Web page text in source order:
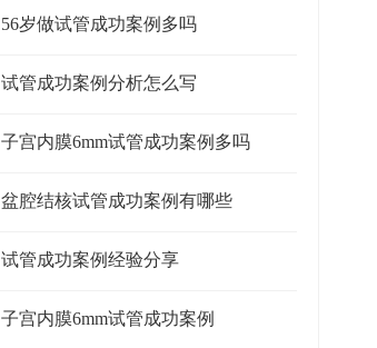
56岁做试管成功案例多吗
试管成功案例分析怎么写
子宫内膜6mm试管成功案例多吗
盆腔结核试管成功案例有哪些
试管成功案例经验分享
子宫内膜6mm试管成功案例